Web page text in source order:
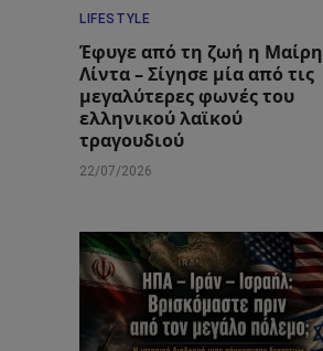
LIFESTYLE
Έφυγε από τη ζωή η Μαίρη
Λίντα – Σίγησε μία από τις
μεγαλύτερες φωνές του
ελληνικού λαϊκού
τραγουδιού
22/07/2026